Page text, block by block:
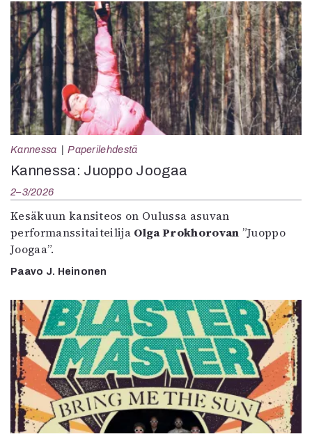
Kannessa Paperilehdestä
Kannessa: Juoppo Joogaa
2–3/2026
Kesäkuun kansiteos on Oulussa asuvan
performanssitaiteilija Olga Prokhorovan ”Juoppo
Joogaa”.
Paavo J. Heinonen